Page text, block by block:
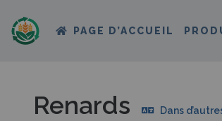
PAGE D’ACCUEIL
Renards Dans